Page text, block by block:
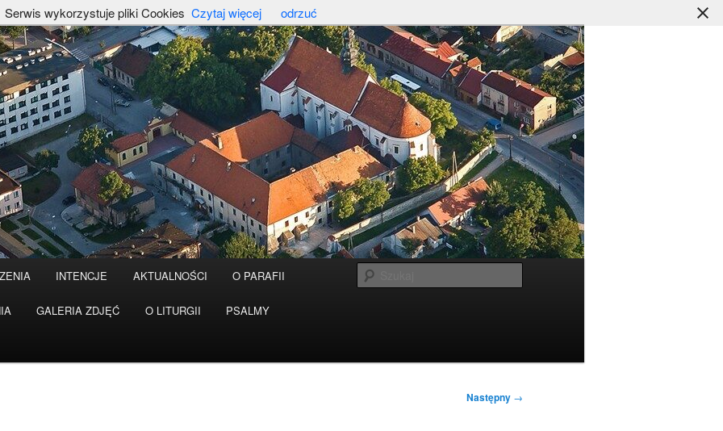
INTENCJE AKTUALNOŚCI O PARAFII
GALERIA ZDJĘĆ O LITURGII PSALMY
Następny →
Serwis wykorzystuje pliki Cookies Czytaj więcej odrzuć